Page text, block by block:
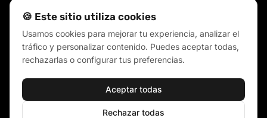
Charte sur les cookies
Politique de donnees
🍪 Este sitio utiliza cookies
Usamos cookies para mejorar tu experiencia, analizar el
tráfico y personalizar contenido. Puedes aceptar todas,
rechazarlas o configurar tus preferencias.
Aceptar todas
Rechazar todas